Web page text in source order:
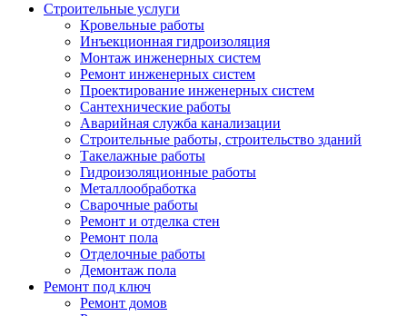
Строительные услуги
Кровельные работы
Инъекционная гидроизоляция
Монтаж инженерных систем
Ремонт инженерных систем
Проектирование инженерных систем
Сантехнические работы
Аварийная служба канализации
Строительные работы, строительство зданий
Такелажные работы
Гидроизоляционные работы
Металлообработка
Сварочные работы
Ремонт и отделка стен
Ремонт пола
Отделочные работы
Демонтаж пола
Ремонт под ключ
Ремонт домов